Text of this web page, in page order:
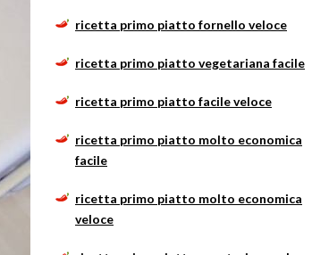
ricetta primo piatto fornello veloce
ricetta primo piatto vegetariana facile
ricetta primo piatto facile veloce
ricetta primo piatto molto economica
facile
ricetta primo piatto molto economica
veloce